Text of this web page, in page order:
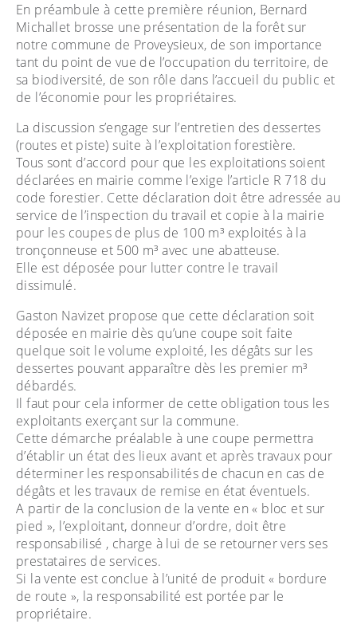
En préambule à cette première réunion, Bernard
Michallet brosse une présentation de la forêt sur
notre commune de Proveysieux, de son importance
tant du point de vue de l’occupation du territoire, de
sa biodiversité, de son rôle dans l’accueil du public et
de l’économie pour les propriétaires.
La discussion s’engage sur l’entretien des dessertes
(routes et piste) suite à l’exploitation forestière.
Tous sont d’accord pour que les exploitations soient
déclarées en mairie comme l’exige l’article R 718 du
code forestier. Cette déclaration doit être adressée au
service de l’inspection du travail et copie à la mairie
pour les coupes de plus de 100 m³ exploités à la
tronçonneuse et 500 m³ avec une abatteuse.
Elle est déposée pour lutter contre le travail
dissimulé.
Gaston Navizet propose que cette déclaration soit
déposée en mairie dès qu’une coupe soit faite
quelque soit le volume exploité, les dégâts sur les
dessertes pouvant apparaître dès les premier m³
débardés.
Il faut pour cela informer de cette obligation tous les
exploitants exerçant sur la commune.
Cette démarche préalable à une coupe permettra
d’établir un état des lieux avant et après travaux pour
déterminer les responsabilités de chacun en cas de
dégâts et les travaux de remise en état éventuels.
A partir de la conclusion de la vente en « bloc et sur
pied », l’exploitant, donneur d’ordre, doit être
responsabilisé , charge à lui de se retourner vers ses
prestataires de services.
Si la vente est conclue à l’unité de produit « bordure
de route », la responsabilité est portée par le
propriétaire.